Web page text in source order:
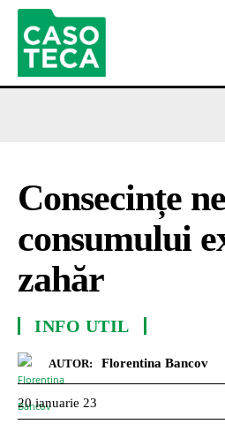
Consecințe
consumului
zahăr
INFO UTIL
AUTOR: Florentina Bancov
20 ianuarie 23